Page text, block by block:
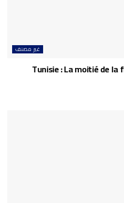
غير مصنف
Tunisie : La moitié de